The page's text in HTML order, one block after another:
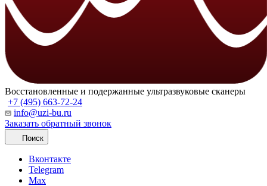
Восстановленные и подержанные ультразвуковые сканеры
+7 (495) 663-72-24
info@uzi-bu.ru
Заказать обратный звонок
Поиск
Вконтакте
Telegram
Max